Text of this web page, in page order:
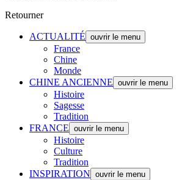
Retourner
ACTUALITÉ ouvrir le menu
France
Chine
Monde
CHINE ANCIENNE ouvrir le menu
Histoire
Sagesse
Tradition
FRANCE ouvrir le menu
Histoire
Culture
Tradition
INSPIRATION ouvrir le menu